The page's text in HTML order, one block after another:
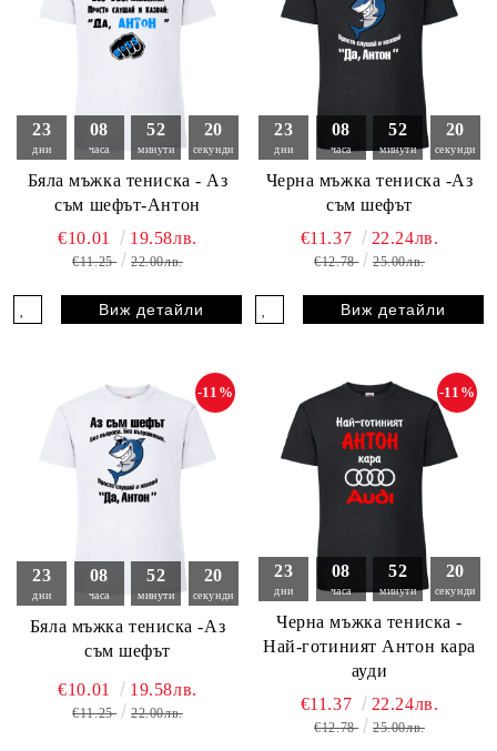
23
дни
08
часа
52
минути
19
секунди
Бяла мъжка тениска - Аз
съм шефът-Антон
€10.01 19.58лв.
€11.25 22.00лв.
Виж детайли
23
дни
08
часа
52
минути
19
секунди
Черна мъжка тениска -Аз
съм шефът
€11.37 22.24лв.
€12.78 25.00лв.
Виж детайли
23
дни
08
часа
52
минути
19
секунди
Бяла мъжка тениска -Аз
съм шефът
-11%
€10.01 19.58лв.
€11.25 22.00лв.
23
дни
08
часа
52
минути
18
секунди
Черна мъжка тениска -
Най-готиният Антон кара
ауди
-11%
€11.37 22.24лв.
€12.78 25.00лв.